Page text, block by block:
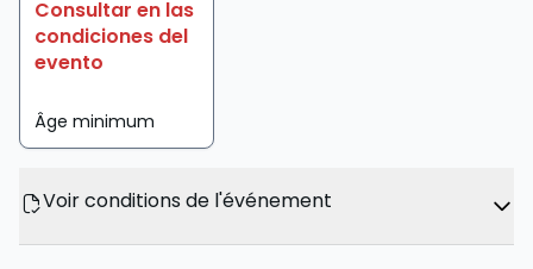
Consultar en las
condiciones del
evento
Âge minimum
Voir conditions de l'événement